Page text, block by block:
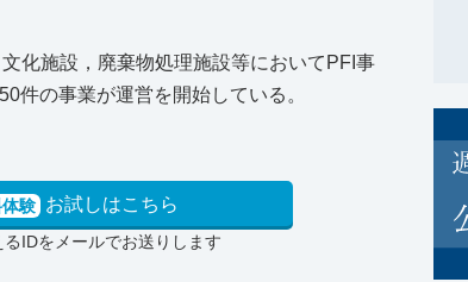
化施設，廃棄物処理施設等においてPFI事
件の事業が運営を開始している。
験 お試しはこちら
IDをメールでお送りします